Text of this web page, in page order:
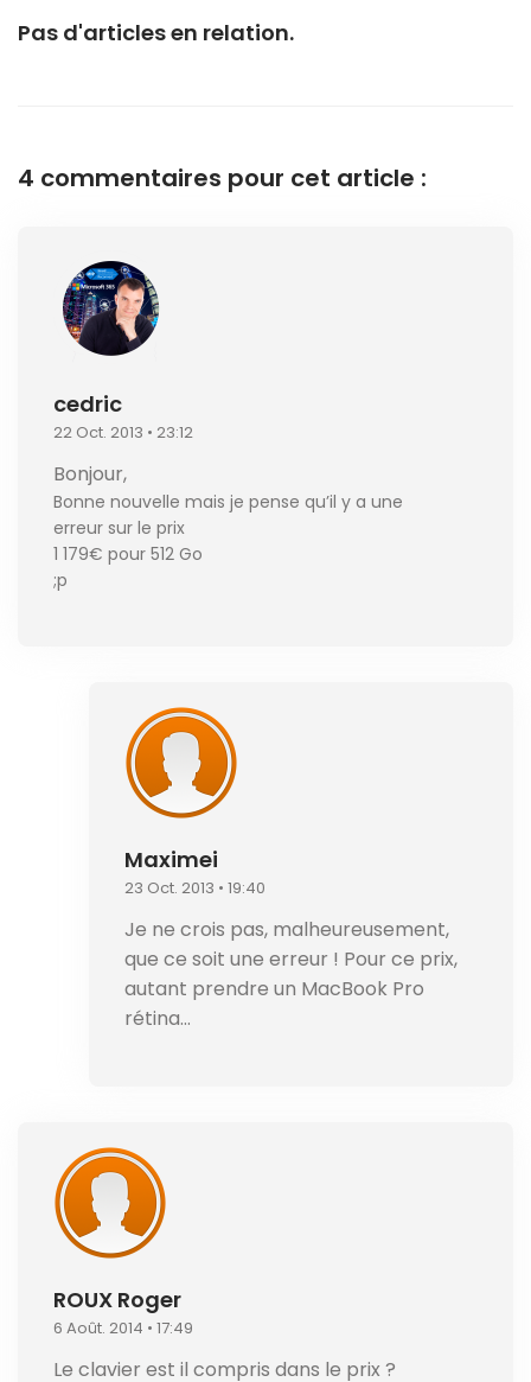
Pas d'articles en relation.
4 commentaires pour cet article :
cedric
22 Oct. 2013 • 23:12
Bonjour,
Bonne nouvelle mais je pense qu’il y a une
erreur sur le prix
1 179€ pour 512 Go
;p
Maximei
23 Oct. 2013 • 19:40
Je ne crois pas, malheureusement,
que ce soit une erreur ! Pour ce prix,
autant prendre un MacBook Pro
rétina…
ROUX Roger
6 Août. 2014 • 17:49
Le clavier est il compris dans le prix ?